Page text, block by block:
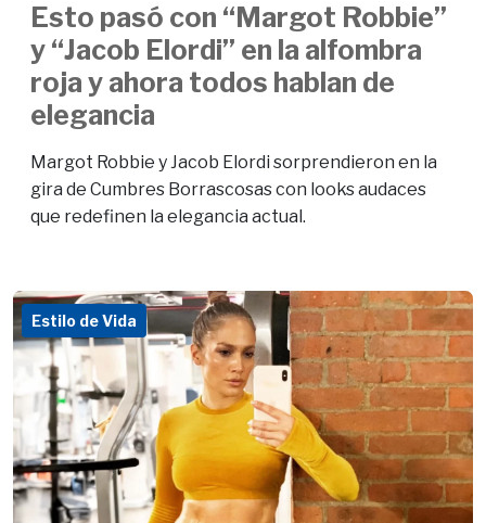
Esto pasó con “Margot Robbie”
y “Jacob Elordi” en la alfombra
roja y ahora todos hablan de
elegancia
Margot Robbie y Jacob Elordi sorprendieron en la
gira de Cumbres Borrascosas con looks audaces
que redefinen la elegancia actual.
Estilo de Vida